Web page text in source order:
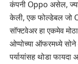
कंपनी Oppo असेल,
केली, एक फोल्डेबल जो
सॉफ्टवेअर हा एकमेव
ओप्पोच्या ऑफरमध्ये
पर्यायांसह थोडा